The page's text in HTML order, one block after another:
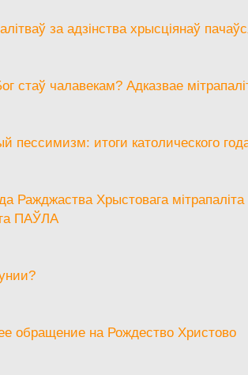
за адзінства хрысціянаў
стаў чалавекам? Адказвае
пессимизм: итоги католического
Ражджаства Хрыстовага мітрапаліта
ПАЎЛА
обращение на Рождество Христово